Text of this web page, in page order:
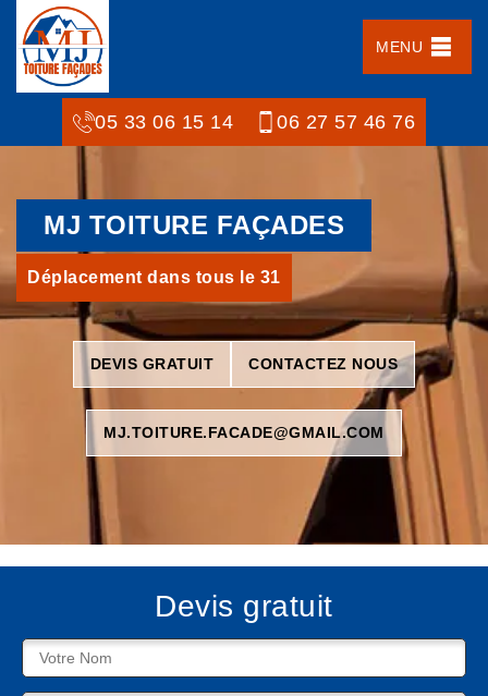
MENU
05 33 06 15 14 06 27 57 46 76
MJ TOITURE FAÇADES
Déplacement dans tous le 31
DEVIS GRATUIT CONTACTEZ NOUS
MJ.TOITURE.FACADE@GMAIL.COM
Devis gratuit